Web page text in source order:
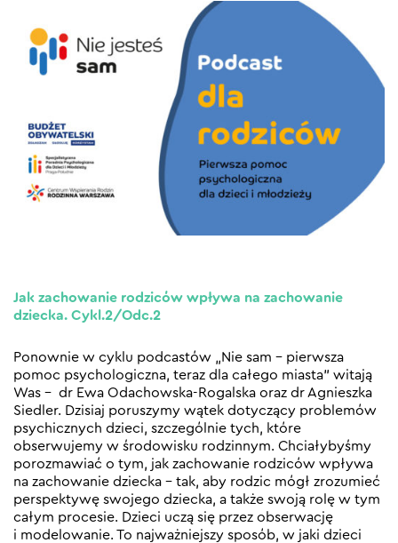
Jak zachowanie rodziców wpływa na zachowanie
dziecka. Cykl.2/Odc.2
Ponownie w cyklu podcastów „Nie sam – pierwsza
pomoc psychologiczna, teraz dla całego miasta” witają
Was – dr Ewa Odachowska-Rogalska oraz dr Agnieszka
Siedler. Dzisiaj poruszymy wątek dotyczący problemów
psychicznych dzieci, szczególnie tych, które
obserwujemy w środowisku rodzinnym. Chciałybyśmy
porozmawiać o tym, jak zachowanie rodziców wpływa
na zachowanie dziecka – tak, aby rodzic mógł zrozumieć
perspektywę swojego dziecka, a także swoją rolę w tym
całym procesie. Dzieci uczą się przez obserwację
i modelowanie. To najważniejszy sposób, w jaki dzieci